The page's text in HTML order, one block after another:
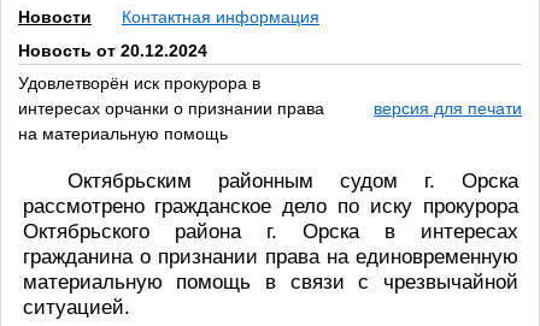
Новости
Контактная информация
Новость от 20.12.2024
Удовлетворён иск прокурора в
интересах орчанки о признании права
на материальную помощь
версия для печати
Октябрьским районным судом г. Орска
рассмотрено гражданское дело по иску прокурора
Октябрьского района г. Орска в интересах
гражданина о признании права на единовременную
материальную помощь в связи с чрезвычайной
ситуацией.